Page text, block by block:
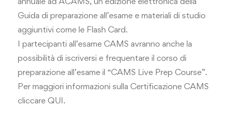
Guida di preparazione all’esame e materiali di studio
aggiuntivi come le Flash Card.
I partecipanti all’esame CAMS avranno anche la
possibilità di iscriversi e frequentare il corso di
preparazione all’esame il “CAMS Live Prep Course”.
Per maggiori informazioni sulla Certificazione CAMS
cliccare QUI.